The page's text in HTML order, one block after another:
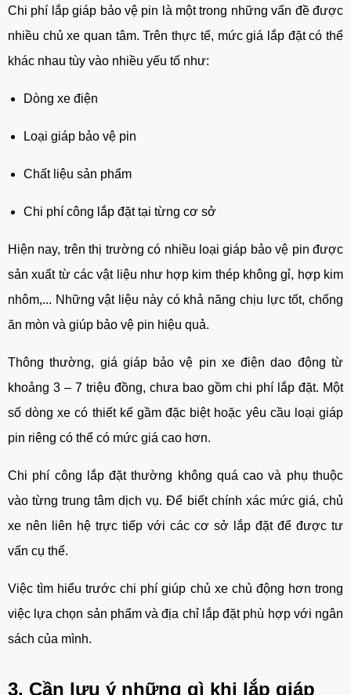
Chi phí lắp giáp bảo vệ pin là một trong những vấn đề được
nhiều chủ xe quan tâm. Trên thực tế, mức giá lắp đặt có thể
khác nhau tùy vào nhiều yếu tố như:
Dòng xe điện
Loại giáp bảo vệ pin
Chất liệu sản phẩm
Chi phí công lắp đặt tại từng cơ sở
Hiện nay, trên thị trường có nhiều loại giáp bảo vệ pin được
sản xuất từ các vật liệu như hợp kim thép không gỉ, hợp kim
nhôm,... Những vật liệu này có khả năng chịu lực tốt, chống
ăn mòn và giúp bảo vệ pin hiệu quả.
Thông thường, giá giáp bảo vệ pin xe điện dao động từ
khoảng 3 – 7 triệu đồng, chưa bao gồm chi phí lắp đặt. Một
số dòng xe có thiết kế gầm đặc biệt hoặc yêu cầu loại giáp
pin riêng có thể có mức giá cao hơn.
Chi phí công lắp đặt thường không quá cao và phụ thuộc
vào từng trung tâm dịch vụ. Để biết chính xác mức giá, chủ
xe nên liên hệ trực tiếp với các cơ sở lắp đặt để được tư
vấn cụ thể.
Việc tìm hiểu trước chi phí giúp chủ xe chủ động hơn trong
việc lựa chọn sản phẩm và địa chỉ lắp đặt phù hợp với ngân
sách của mình.
3. Cần lưu ý những gì khi lắp giáp